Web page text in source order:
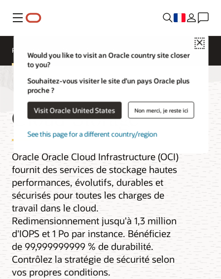
Menu
Close
Would you like to visit an Oracle country site closer
to you?
Souhaitez-vous visiter le site d’un pays Oracle plus
proche ?
Visit Oracle United States Non merci, je reste ici
See this page for a different country/region
Présentation
Cloud Storage
Oracle Oracle Cloud Infrastructure (OCI)
fournit des services de stockage hautes
performances, évolutifs, durables et
sécurisés pour toutes les charges de
travail dans le cloud.
Redimensionnement jusqu'à 1,3 million
d'IOPS et 1 Po par instance. Bénéficiez
de 99,999999999 % de durabilité.
Contrôlez la stratégie de sécurité selon
vos propres conditions.